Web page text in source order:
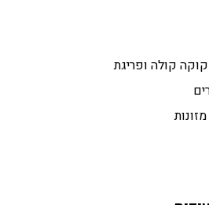
קולה ופריגת